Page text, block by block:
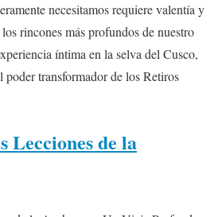
necesitamos requiere valentía y
rincones más profundos de nuestro
íntima en la selva del Cusco,
poder transformador de los Retiros
Lecciones de la